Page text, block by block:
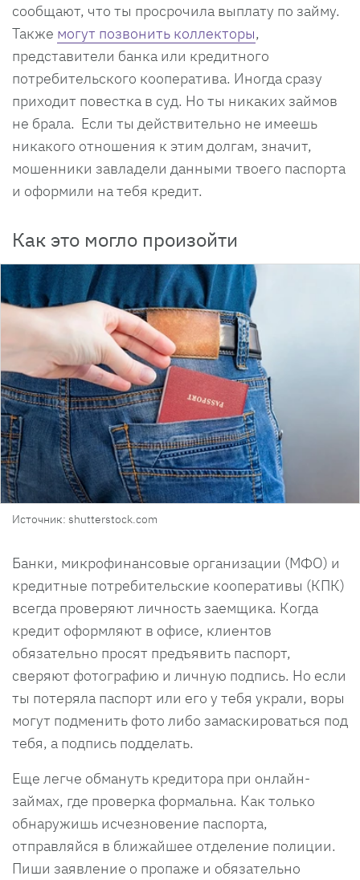
сообщают, что ты просрочила выплату по займу.
Также могут позвонить коллекторы,
представители банка или кредитного
потребительского кооператива. Иногда сразу
приходит повестка в суд. Но ты никаких займов
не брала. Если ты действительно не имеешь
никакого отношения к этим долгам, значит,
мошенники завладели данными твоего паспорта
и оформили на тебя кредит.
Как это могло произойти
Источник: shutterstock.com
Банки, микрофинансовые организации (МФО) и
кредитные потребительские кооперативы (КПК)
всегда проверяют личность заемщика. Когда
кредит оформляют в офисе, клиентов
обязательно просят предъявить паспорт,
сверяют фотографию и личную подпись. Но если
ты потеряла паспорт или его у тебя украли, воры
могут подменить фото либо замаскироваться под
тебя, а подпись подделать.
Еще легче обмануть кредитора при онлайн-
займах, где проверка формальна. Как только
обнаружишь исчезновение паспорта,
отправляйся в ближайшее отделение полиции.
Пиши заявление о пропаже и обязательно